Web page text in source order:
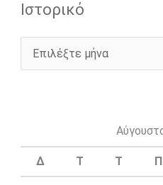
Ιστορικό
Δ Τ Τ Π